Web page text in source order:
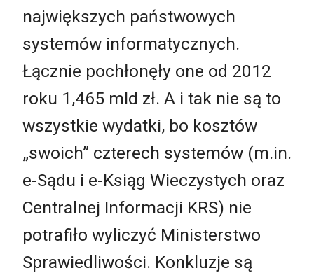
największych państwowych
systemów informatycznych.
Łącznie pochłonęły one od 2012
roku 1,465 mld zł. A i tak nie są to
wszystkie wydatki, bo kosztów
„swoich” czterech systemów (m.in.
e-Sądu i e-Ksiąg Wieczystych oraz
Centralnej Informacji KRS) nie
potrafiło wyliczyć Ministerstwo
Sprawiedliwości. Konkluzje są